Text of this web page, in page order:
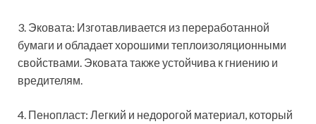
3. Эковата: Изготавливается из переработанной
бумаги и обладает хорошими теплоизоляционными
свойствами. Эковата также устойчива к гниению и
вредителям.
4. Пенопласт: Легкий и недорогой материал, который